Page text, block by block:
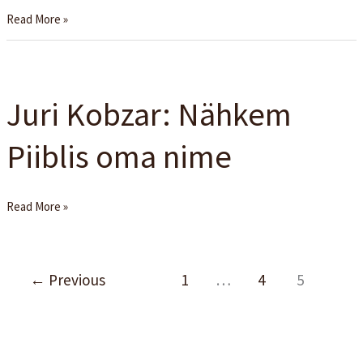
Read More »
Juri Kobzar: Nähkem
Piiblis oma nime
Nähkem
Piiblis
oma
nime
Read More »
← Previous 1 … 4 5